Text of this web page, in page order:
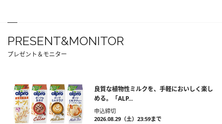
PRESENT&MONITOR
プレゼント＆モニター
良質な植物性ミルクを、手軽においしく楽し
める。「ALP...
申込締切
2026.08.29（土）23:59まで